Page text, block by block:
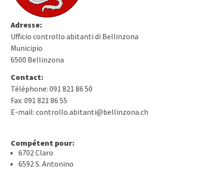
Adresse:
Ufficio controllo abitanti di Bellinzona
Municipio
6500 Bellinzona
Contact:
Téléphone: 091 821 86 50
Fax: 091 821 86 55
E-mail: controllo.abitanti@bellinzona.ch
Compétent pour:
6702 Claro
6592 S. Antonino